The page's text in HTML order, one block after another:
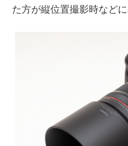
た方が縦位置撮影時などに